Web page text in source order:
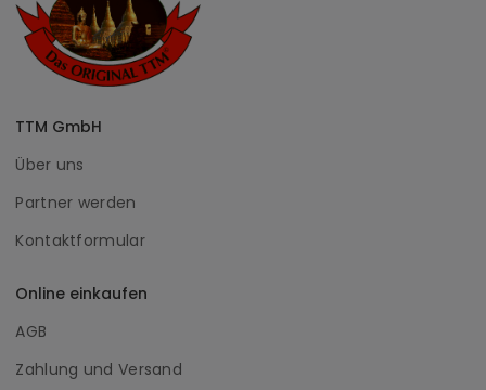
TTM GmbH
Über uns
Partner werden
Kontaktformular
Online einkaufen
AGB
Zahlung und Versand